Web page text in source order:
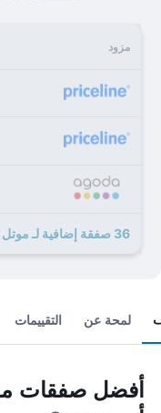
مزود
36 صفقة إضافية لـ موتل 6 سياتل، واشنطن - أيربورت
لمحة عن التقييمات